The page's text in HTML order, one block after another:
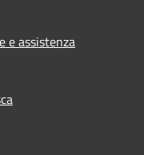
e assistenza